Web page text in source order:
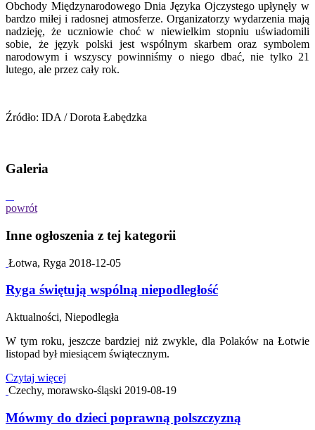
Obchody Międzynarodowego Dnia Języka Ojczystego upłynęły w
bardzo miłej i radosnej atmosferze. Organizatorzy wydarzenia mają
nadzieję, że uczniowie choć w niewielkim stopniu uświadomili
sobie, że język polski jest wspólnym skarbem oraz symbolem
narodowym i wszyscy powinniśmy o niego dbać, nie tylko 21
lutego, ale przez cały rok.
Źródło: IDA / Dorota Łabędzka
Galeria
powrót
Inne ogłoszenia z tej kategorii
Łotwa, Ryga 2018-12-05
Ryga świętują wspólną niepodległość
Aktualności, Niepodległa
W tym roku, jeszcze bardziej niż zwykle, dla Polaków na Łotwie
listopad był miesiącem świątecznym.
Czytaj więcej
Czechy, morawsko-śląski 2019-08-19
Mówmy do dzieci poprawną polszczyzną